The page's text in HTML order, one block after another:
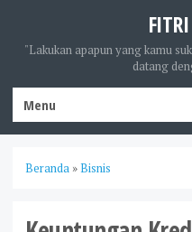
"Lakukan apapun yang kamu
datang
Beranda »Bisnis